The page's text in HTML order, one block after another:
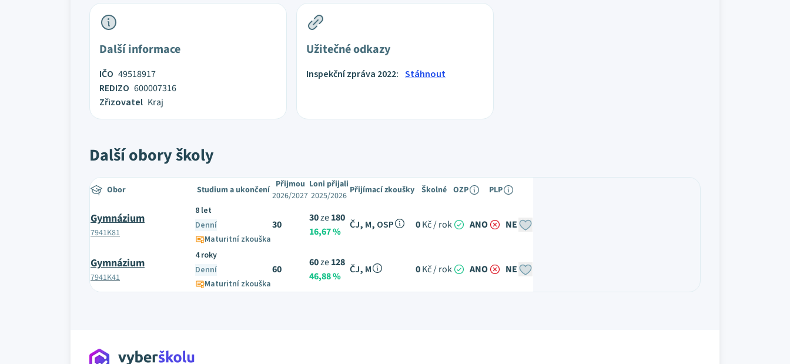
Další informace
IČO 49518917
REDIZO 600007316
Zřizovatel Kraj
Užitečné odkazy
Inspekční zpráva 2022: Stáhnout
Další obory školy
Obor Studium a ukončení Přijmou
2026/2027
Loni přijali
2025/2026 Přijímací zkoušky Školné OZP PLP
Gymnázium
7941K81
8 let
Denní
Maturitní zkouška
30
30ze180
16,67 %
ČJ, M, OSP 0Kč / rok ANO NE
Gymnázium
7941K41
4 roky
Denní
Maturitní zkouška
60
60ze128
46,88 %
ČJ, M 0Kč / rok ANO NE